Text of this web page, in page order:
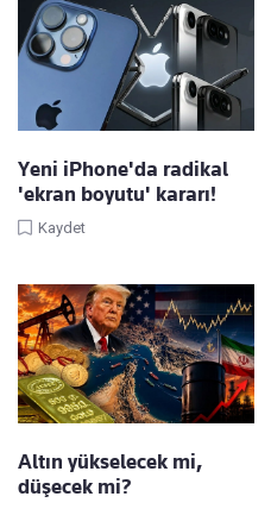
Yeni iPhone'da radikal
'ekran boyutu' kararı!
Kaydet
Altın yükselecek mi,
düşecek mi?